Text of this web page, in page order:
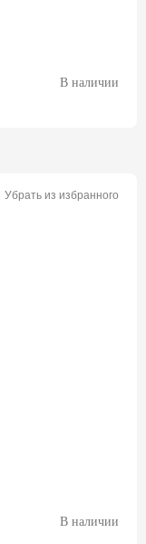
В наличии
Убрать из избранного
В наличии